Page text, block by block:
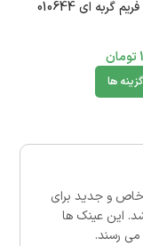
گربه ای 010644
تومان
ها
خاص و جدید برای
این عینک ها
رسند.